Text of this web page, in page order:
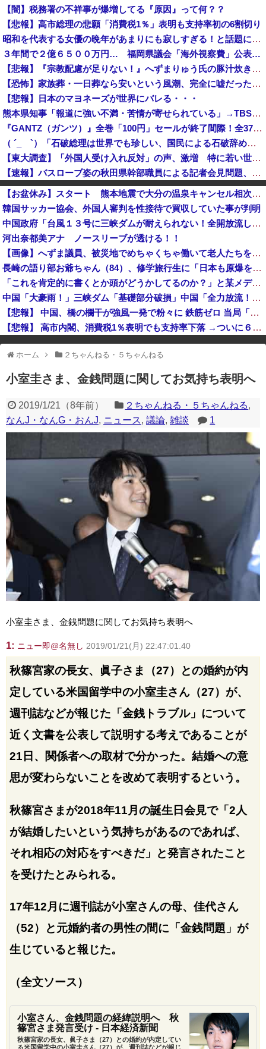
【闇】税務署の不祥事が爆増してる『原因』って何？？
【悲報】高市総理の悲願「消費税1％」表明も支持率初の6割切り
昭和を代表する女優の晩年があまりにも寂しすぎる！と話題に、自身の子供を餓死する寸前までネグレクトした挙句……
３年間で２億６５００万円… 福岡県議会「海外視察費」公表…
【悲報】『宗教配慮が足りない！』へずまりゅう氏の豚汁炊き出しに各所に苦情殺到 → へ「保健所も容認！問題なし！」ｗｗｗｗｗｗｗｗｗｗｗｗｗｗ
【恐怖】家族葬・一日葬なら安いという風潮、完全に嘘だった・・・・
【悲報】日本のマヨネーズが世界にバレる・・・
熊本県知事「報道に強い不満・苦情が寄せられている」→TBSの報道特集がまさにそれな件
『GANTZ（ガンツ）』全巻「100円」セールが終了間際！全37巻「23,322円」→「3,700円」！完結まですべて超お得に買えるこのチャンス...
（ ´_ゝ`）「石破総理は世界でも珍しい、国民による石破辞めるなデモが自然発生した総理大臣です」
【東大調査】「外国人受け入れ反対」の声、激増 特に若い世代ほど移民反対だと明らかに→移民政策反対VS人手不足はどうするんだ？でネット大論争
【速報】バスローブ姿の秋田県幹部職員による記者会見問題、ラブホテルからの参加だと特定「体調が優れなかったため...」とは何だったのか
【岡山県】果樹園からマスカット約200房を盗んだ無職男性を逮捕「ぶどうを売って生活費に充てていた」※氏名非公開
ロシア空挺兵が空挺部隊日を祝うため飛行機から飛び降りて死亡！
【悲報】ファン付き作業服着用の５０代男性、熱中症になる
【悲報】韓国、ロシアウクライナ戦争に参戦へ！！！
2026年度 暑さのピーク終了
【お盆休み】スタート 熊本地震で大分の温泉キャンセル相次ぐ 被害なしでも旅行先変更
韓国サッカー協会、外国人審判を性接待で買収していた事が判明
中国政府「台風１３号に三峡ダムが耐えられない！全開放流しろ！」⇒ 下流域の街が壊滅状態ｗｗｗｗｗ
河出奈都美アナ ノースリーブが透ける！！
【画像】へずま議員、被災地でめちゃくちゃ働いて老人たちを笑顔にしてしまうwww
長崎の語り部お爺ちゃん（84）、修学旅行生に「日本も原爆を持たないと負ける」と言われびっくり！ 被団協代表（85）も中学生に「核を持たないで日本を守れますか」と問われ危機感
「これを肯定的に書くとか頭がどうかしてるのか？」と某メディアの焚書称賛記事にツッコミ殺到、自分で本屋を作るとかそういう話かと思ったら……
中国「大豪雨！」三峡ダム「基礎部分破損」中国「全力放流！」台風13号「中国上陸予測」台風15号「中国接近（画像」中国「台風同時上陸！（穀物生産が壊滅危機」→
【悲報】 中国、橋の欄干が強風一発で粉々に 鉄筋ゼロ 当局「接着剤でくっつけただけ」「正常で、品質問題はない」
【悲報】 高市内閣、消費税1％表明でも支持率下落 →ついに６割割れ
※アドブロック等の広告非表示プラグインやアドオンを利用している場合、
一部のコンテンツが表示されなくなったり、サイト全体のレイアウトが崩れ
たりする場合があります。
ホーム ２ちゃんねる・５ちゃんねる
小室圭さま、金銭問題に関してお気持ち表明へ
2019/1/21 （8年前） ２ちゃんねる・５ちゃんねる,
なんJ・なんG・おんJ, ニュース, 議論, 雑談 1
小室圭さま、金銭問題に関してお気持ち表明へ
1: ニュー即@名無し 2019/01/21(月) 22:47:01.40
秋篠宮家の長女、眞子さま（27）との婚約が内
定している米国留学中の小室圭さん（27）が、
週刊誌などが報じた「金銭トラブル」について
近く文書を公表して説明する考えであることが
21日、関係者への取材で分かった。結婚への意
思が変わらないことを改めて表明するという。
秋篠宮さまが2018年11月の誕生日会見で「2人
が結婚したいという気持ちがあるのであれば、
それ相応の対応をすべきだ」と発言されたこと
を受けたとみられる。
17年12月に週刊誌が小室さんの母、佳代さん
（52）と元婚約者の男性の間に「金銭問題」が
生じていると報じた。
（全文ソース）
小室さん、金銭問題の経緯説明へ 秋
篠宮さま発言受け - 日本経済新聞
秋篠宮家の長女、眞子さま（27）との婚約が内定してい
る米国留学中の小室圭さん（27）が、週刊誌などが報じ